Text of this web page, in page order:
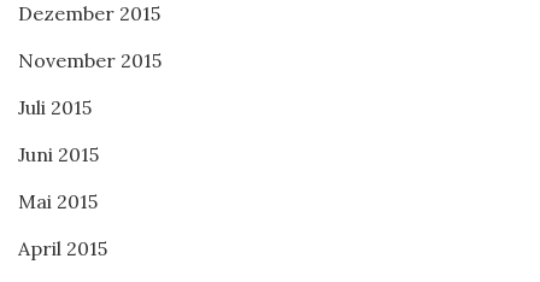
Dezember 2015
November 2015
Juli 2015
Juni 2015
Mai 2015
April 2015